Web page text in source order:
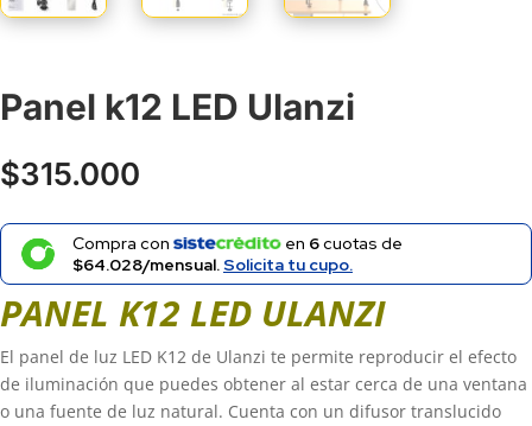
Panel k12 LED Ulanzi
$315.000
Compra con en 6cuotas de
$64.028/mensual.Solicita tu cupo.
PANEL K12 LED ULANZI
El panel de luz LED K12 de Ulanzi te permite reproducir el efecto
de iluminación que puedes obtener al estar cerca de una ventana
o una fuente de luz natural. Cuenta con un difusor translucido